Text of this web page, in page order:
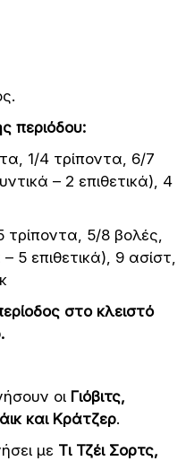
περιόδου:
1/4 τρίποντα, 6/7
– 2 επιθετικά), 4
τρίποντα, 5/8 βολές,
5 επιθετικά), 9 ασίστ,
στο κλειστό
οι Γιόβιτς,
και Κράτζερ.
με Τι Τζέι Σορτς,